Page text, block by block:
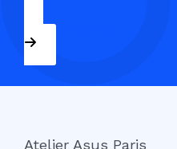
09 54 37 04 03
Atelier Asus Paris